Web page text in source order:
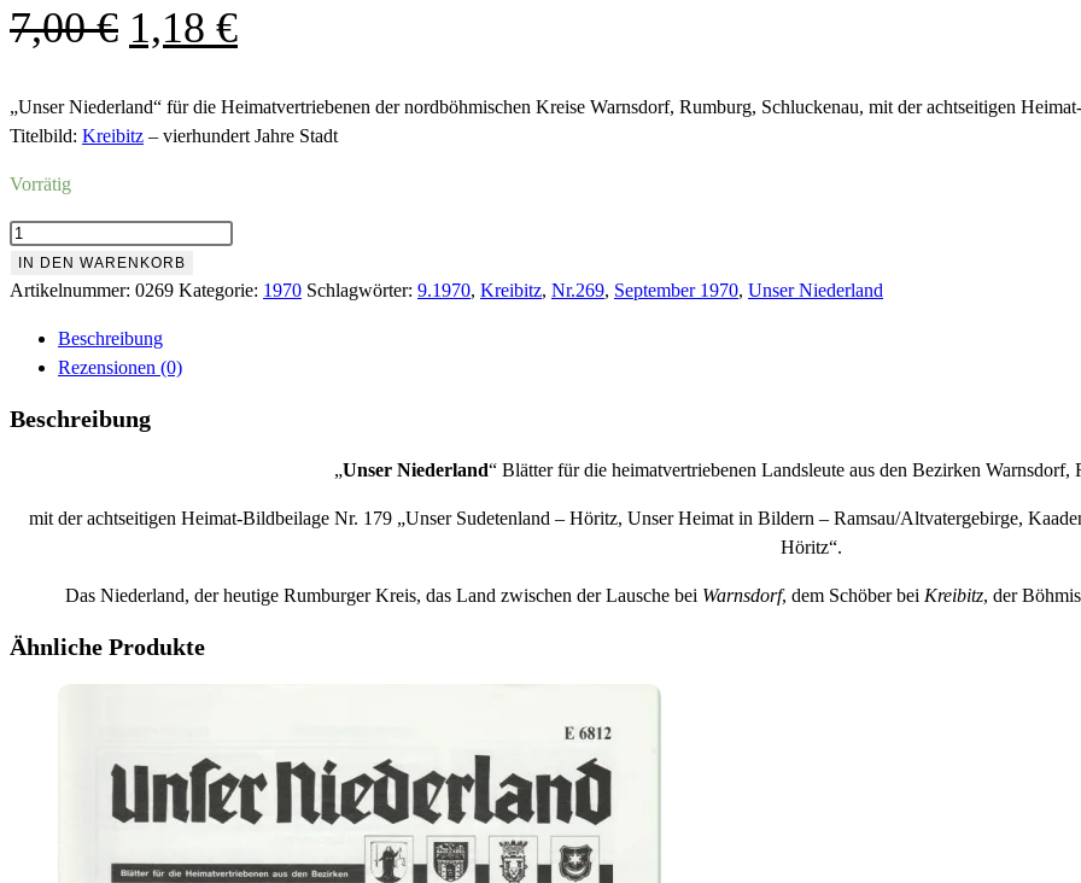
7,00€ Ursprünglicher
war:
7,00 €
1,18 €Aktueller
ist:
1,18 €.
„Unser Niederland“ für die Heimatvertriebenen der nordböhmischen Kreise Warnsdorf, Rumburg, Schluckenau, mit der achtseitigen
Titelbild: Kreibitz – vierhundert Jahre Stadt
Vorrätig
Nr.269
September
1970
IN DEN WARENKORB
Artikelnummer: 0269 Kategorie: 1970 Schlagwörter: 9.1970, Kreibitz, Nr.269, September 1970, Unser Niederland
Beschreibung
Rezensionen (0)
Beschreibung
„Unser Niederland“ Blätter für die heimatvertriebenen Landsleute aus den Bezirken Warnsdorf,
mit der achtseitigen Heimat-Bildbeilage Nr. 179 „Unser Sudetenland – Höritz, Unser Heimat in Bildern – Ramsau/Altvatergebirge,
Höritz“.
Das Niederland, der heutige Rumburger Kreis, das Land zwischen der Lausche bei Warnsdorf, dem Schöber bei Kreibitz, der
Ähnliche Produkte